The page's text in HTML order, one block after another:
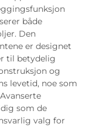
både
Den
er designet
til betydelig
og
levetid, noe som
som de
valg for